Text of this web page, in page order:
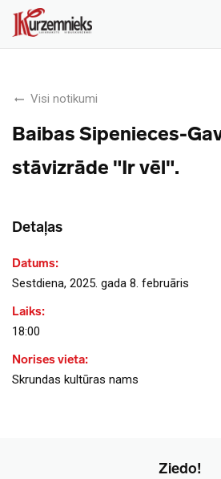
Visi notikumi
Baibas Sipenieces-
stāvizrāde "Ir vēl".
Detaļas
Datums:
Sestdiena, 2025. gada 8. februāris
Laiks:
18:00
Norises vieta:
Skrundas kultūras nams
Ziedo!